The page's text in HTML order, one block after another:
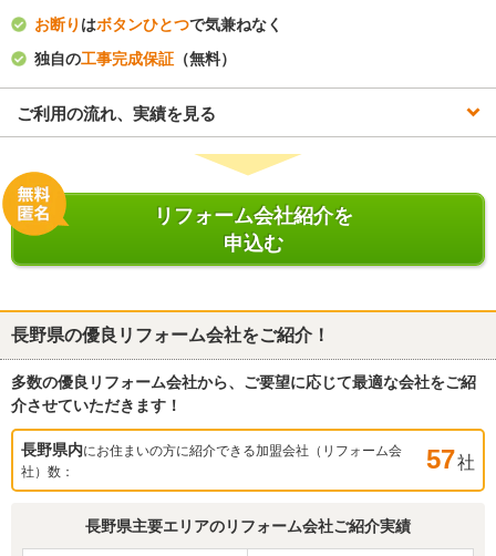
お断り はボタンひとつで気兼ねなく
独自の工事完成保証 （無料）
ご利用の流れ、実績を見る
リフォーム会社紹介を
申込む
長野県の優良リフォーム会社をご紹介！
多数の優良リフォーム会社から、ご要望に応じて最適な会社をご紹
介させていただきます！
長野県内にお住まいの方に紹介できる加盟会社（リフォーム会
社）数：
57社
長野県主要エリアのリフォーム会社ご紹介実績